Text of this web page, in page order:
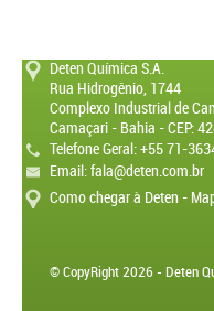
Deten Química S.A.
Rua Hidrogênio, 1744
Complexo Industrial de
Camaçari - Bahia - CEP:
Telefone Geral: +55 71-
Email:fala@deten.com.br
Como chegar à Deten -
© CopyRight 2026 - Deten